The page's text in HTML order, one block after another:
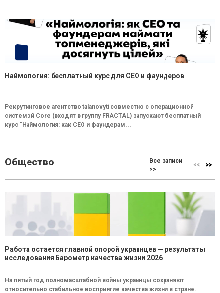
Наймология: бесплатный курс для CEO и фаундеров
Рекрутинговое агентство talanovyti совместно с операционной
системой Core (входят в группу FRACTAL) запускают бесплатный
курс "Наймология: как СEO и фаундерам...
Общество
Все записи
>>
Работа остается главной опорой украинцев — результаты
исследования Барометр качества жизни 2026
На пятый год полномасштабной войны украинцы сохраняют
относительно стабильное восприятие качества жизни в стране.